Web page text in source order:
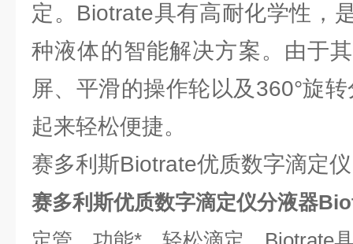
定。Biotrate具有高耐化学性，
种液体的智能解决方案。由于
屏、平滑的操作轮以及360°旋
起来轻松便捷。
赛多利斯Biotrate优质数字滴定
赛多利斯优质数字滴定仪分液器